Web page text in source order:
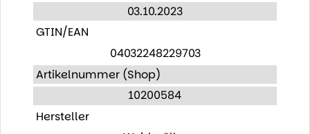
03.10.2023
GTIN/EAN
04032248229703
Artikelnummer (Shop)
10200584
Hersteller